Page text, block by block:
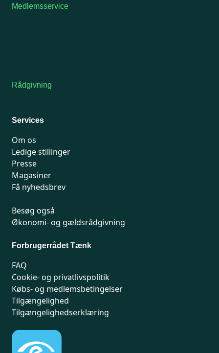
Medlemsservice
Rådgivning
Services
Om os
Ledige stillinger
Presse
Magasiner
Få nyhedsbrev
Besøg også
Økonomi- og gældsrådgivning
Forbrugerrådet Tænk
FAQ
Cookie- og privatlivspolitik
Købs- og medlemsbetingelser
Tilgængelighed
Tilgængelighedserklæring